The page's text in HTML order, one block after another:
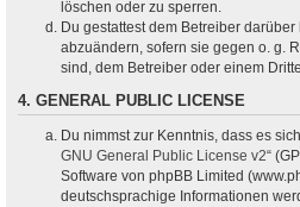
löschen oder zu sperren.
Du gestattest dem Betreiber
abzuändern, sofern sie gegen o. g.
sind, dem Betreiber oder einem
4. GENERAL PUBLIC LICENSE
Du nimmst zur Kenntnis, dass es
GNU General Public License v2“
Software von phpBB Limited
deutschsprachige Informationen